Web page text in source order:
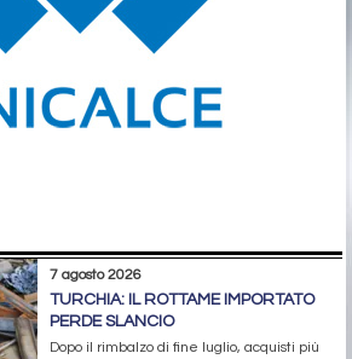
7 agosto 2026
TURCHIA: IL ROTTAME IMPORTATO
PERDE SLANCIO
Dopo il rimbalzo di fine luglio, acquisti più